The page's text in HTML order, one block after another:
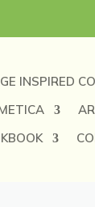
INSPIRED